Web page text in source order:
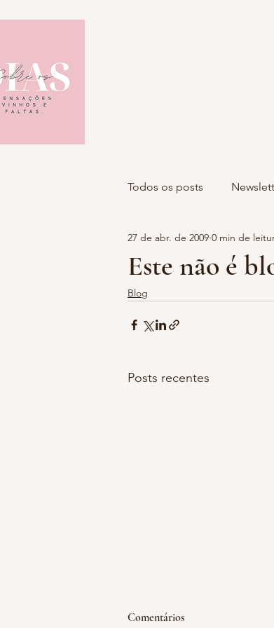
Todos os posts
Este não é
27 de abr. de 2009 0 min de
Blog
Posts recentes
emoção acumulada
Comentários